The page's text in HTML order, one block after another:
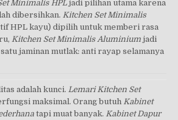
Minimalis HPLjadi pilihan utama karena
dibersihkan. Kitchen Set Minimalis
HPL kayu) dipilih untuk memberi rasa
Kitchen Set Minimalis Aluminiumjadi
jaminan mutlak: anti rayap selamanya
adalah kunci. Lemari Kitchen Set
maksimal. Orang butuh Kabinet
tapi muat banyak. Kabinet Dapur